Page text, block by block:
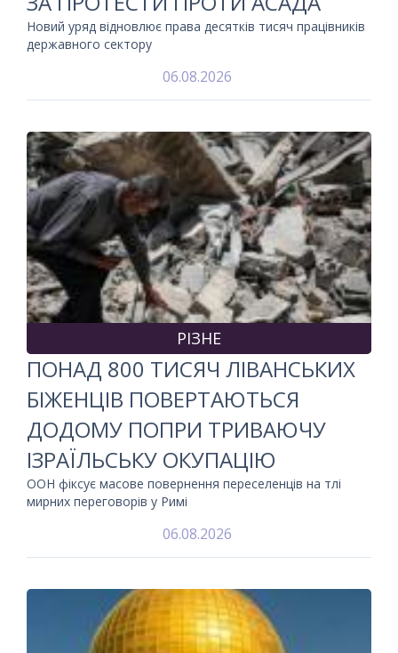
Новий уряд відновлює права десятків тисяч працівників
державного сектору
06.08.2026
РІЗНЕ
ПОНАД 800 ТИСЯЧ ЛІВАНСЬКИХ
БІЖЕНЦІВ ПОВЕРТАЮТЬСЯ
ДОДОМУ ПОПРИ ТРИВАЮЧУ
ІЗРАЇЛЬСЬКУ ОКУПАЦІЮ
ООН фіксує масове повернення переселенців на тлі
мирних переговорів у Римі
06.08.2026